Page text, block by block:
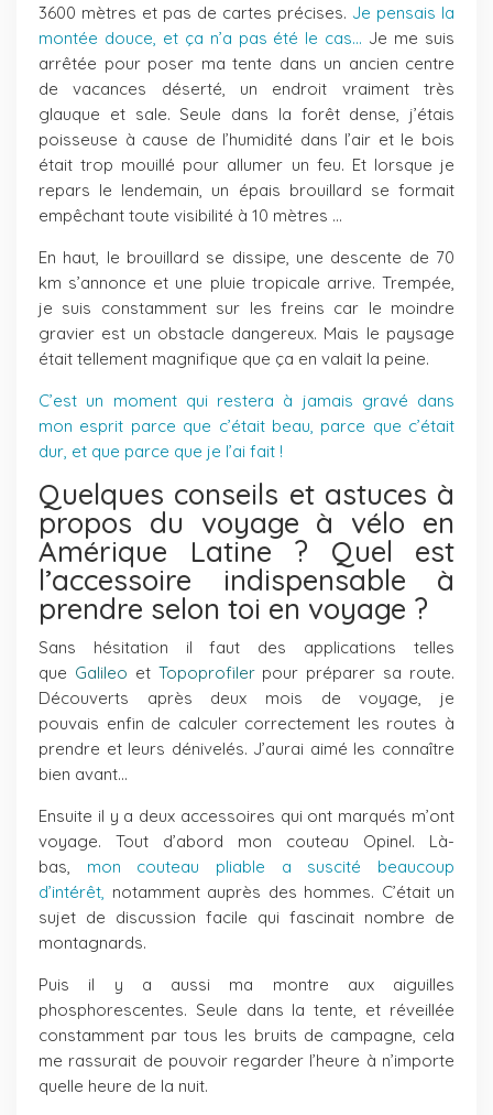
3600 mètres et pas de cartes précises. Je pensais la
montée douce, et ça n’a pas été le cas… Je me suis
arrêtée pour poser ma tente dans un ancien centre
de vacances déserté, un endroit vraiment très
glauque et sale. Seule dans la forêt dense, j’étais
poisseuse à cause de l’humidité dans l’air et le bois
était trop mouillé pour allumer un feu. Et lorsque je
repars le lendemain, un épais brouillard se formait
empêchant toute visibilité à 10 mètres …
En haut, le brouillard se dissipe, une descente de 70
km s’annonce et une pluie tropicale arrive. Trempée,
je suis constamment sur les freins car le moindre
gravier est un obstacle dangereux. Mais le paysage
était tellement magnifique que ça en valait la peine.
C’est un moment qui restera à jamais gravé dans
mon esprit parce que c’était beau, parce que c’était
dur, et que parce que je l’ai fait !
Quelques conseils et astuces à
propos du voyage à vélo en
Amérique Latine ? Quel est
l’accessoire indispensable à
prendre selon toi en voyage ?
Sans hésitation il faut des applications telles
que Galileo et Topoprofilerpour préparer sa route.
Découverts après deux mois de voyage, je
pouvais enfin de calculer correctement les routes à
prendre et leurs dénivelés. J’aurai aimé les connaître
bien avant…
Ensuite il y a deux accessoires qui ont marqués m’ont
voyage. Tout d’abord mon couteau Opinel. Là-
bas, mon couteau pliable a suscité beaucoup
d’intérêt, notamment auprès des hommes. C’était un
sujet de discussion facile qui fascinait nombre de
montagnards.
Puis il y a aussi ma montre aux aiguilles
phosphorescentes. Seule dans la tente, et réveillée
constamment par tous les bruits de campagne, cela
me rassurait de pouvoir regarder l’heure à n’importe
quelle heure de la nuit.